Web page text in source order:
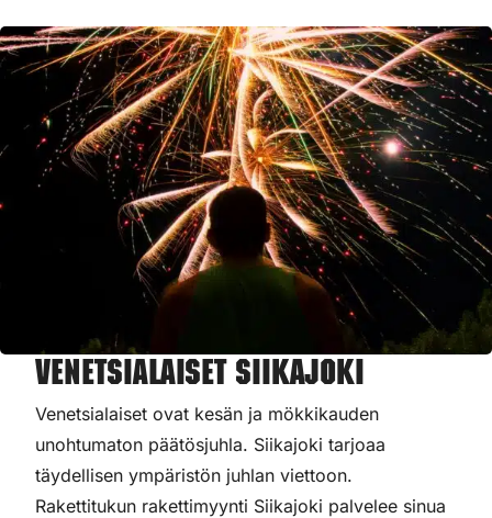
Venetsialaiset Siikajoki
Venetsialaiset ovat kesän ja mökkikauden
unohtumaton päätösjuhla. Siikajoki tarjoaa
täydellisen ympäristön juhlan viettoon.
Rakettitukun rakettimyynti Siikajoki palvelee sinua